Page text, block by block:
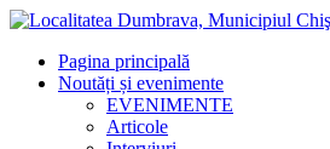
Pagina principală
Noutăți și evenimente
EVENIMENTE
Articole